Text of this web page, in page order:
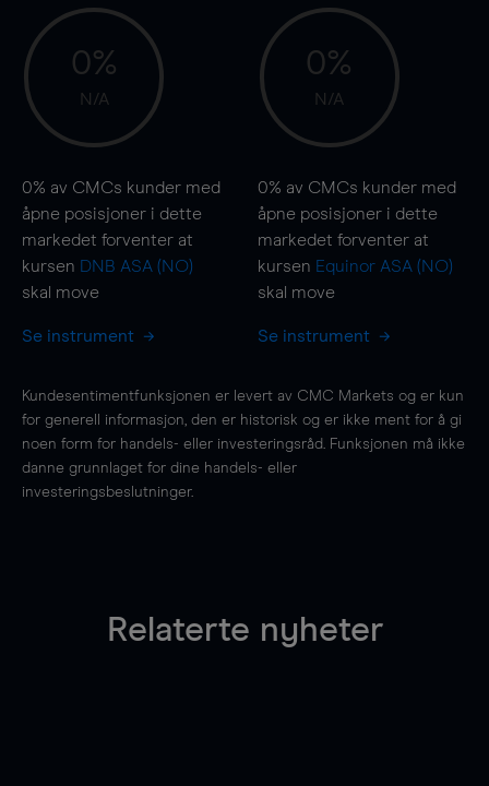
0%
N/A
0% av CMCs kunder med
åpne posisjoner i dette
markedet forventer at
kursen DNB ASA (NO)
skal move
Se instrument
0%
N/A
0% av CMCs kunder med
åpne posisjoner i dette
markedet forventer at
kursen Equinor ASA (NO)
skal move
Se instrument
Kundesentimentfunksjonen er levert av CMC Markets og er kun
for generell informasjon, den er historisk og er ikke ment for å gi
noen form for handels- eller investeringsråd. Funksjonen må ikke
danne grunnlaget for dine handels- eller
investeringsbeslutninger.
Relaterte nyheter